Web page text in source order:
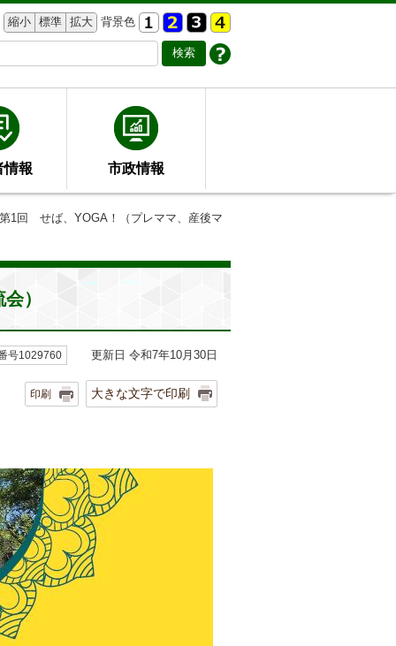
縮小 標準 拡大 背景色
情報 市政情報
1回 せば、YOGA！（プレママ、産後マ
）
号1029760 更新日 令和7年10月30日
印刷 大きな文字で印刷